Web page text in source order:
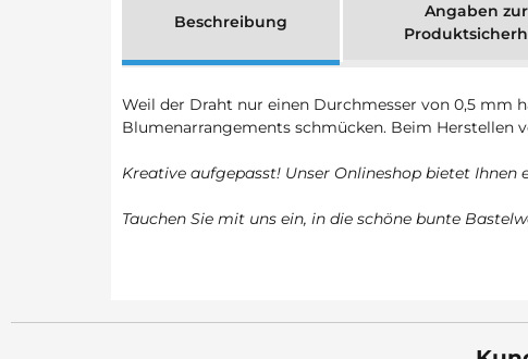
Beschreibung
Angaben zur
Weil der Draht nur einen Durchmesser von 0,5 mm
Blumenarrangements schmücken. Beim Herstellen
Kreative aufgepasst! Unser Onlineshop bietet Ihnen
Tauchen Sie mit uns ein, in die schöne bunte